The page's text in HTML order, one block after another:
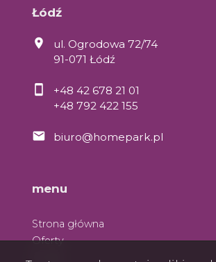
Łódź
ul. Ogrodowa 72/74
91-071 Łódź
+48 42 678 21 01
+48 792 422 155
biuro@homepark.pl
menu
Strona główna
Oferty